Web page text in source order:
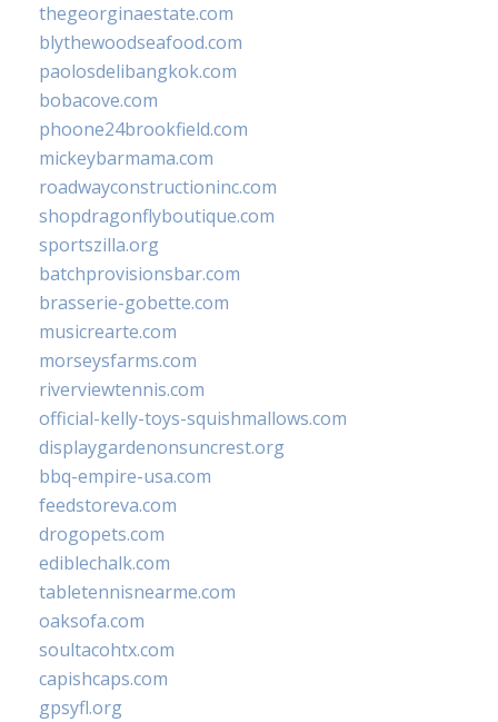
thegeorginaestate.com
blythewoodseafood.com
paolosdelibangkok.com
bobacove.com
phoone24brookfield.com
mickeybarmama.com
roadwayconstructioninc.com
shopdragonflyboutique.com
sportszilla.org
batchprovisionsbar.com
brasserie-gobette.com
musicrearte.com
morseysfarms.com
riverviewtennis.com
official-kelly-toys-squishmallows.com
displaygardenonsuncrest.org
bbq-empire-usa.com
feedstoreva.com
drogopets.com
ediblechalk.com
tabletennisnearme.com
oaksofa.com
soultacohtx.com
capishcaps.com
gpsyfl.org